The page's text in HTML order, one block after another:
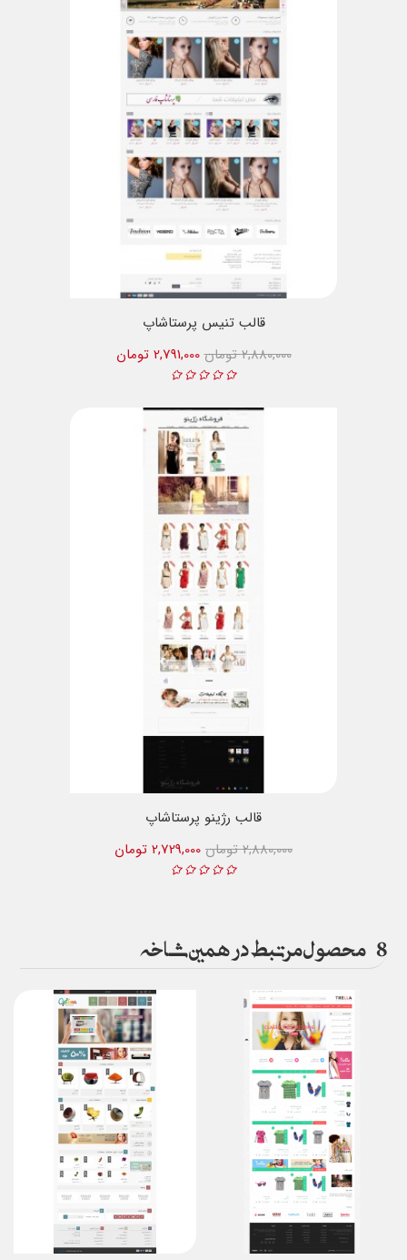
قالب تنیس پرستاشاپ
2,791,000 تومان
2,880,000 تومان
قالب رژینو پرستاشاپ
2,729,000 تومان
2,880,000 تومان
8 محصول مرتبط در همین شاخه